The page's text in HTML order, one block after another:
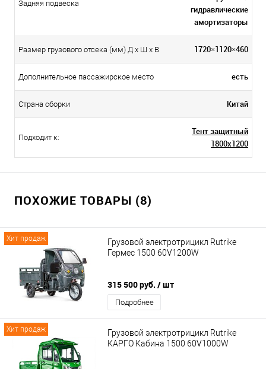
Задняя подвеска
гидравлические
амортизаторы
Размер грузового отсека (мм) Д x Ш x В 1720×1120×460
Дополнительное пассажирское место есть
Страна сборки Китай
Подходит к:
Тент защитный
1800x1200
ПОХОЖИЕ ТОВАРЫ (8)
Хит продаж
Грузовой электротрицикл Rutrike
Гермес 1500 60V1200W
315 500 руб. / шт
Подробнее
Хит продаж
Грузовой электротрицикл Rutrike
КАРГО Кабина 1500 60V1000W